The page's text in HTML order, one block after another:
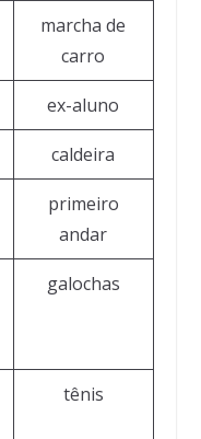
marcha de
carro
ex-aluno
caldeira
primeiro
andar
galochas
tênis